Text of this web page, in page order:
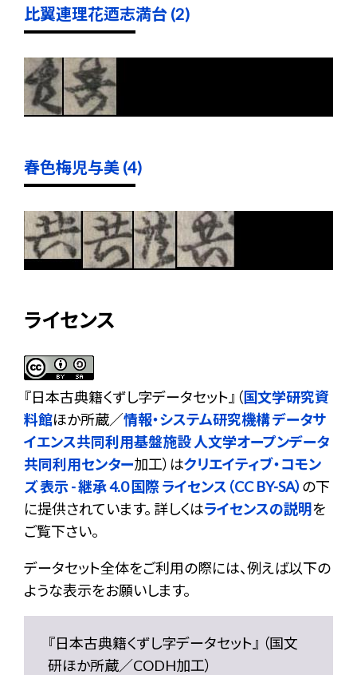
比翼連理花迺志満台 (2)
春色梅児与美 (4)
ライセンス
『日本古典籍くずし字データセット 』（国文学研究資
料館ほか所蔵／情報・システム研究機構 データサ
イエンス共同利用基盤施設 人文学オープンデータ
共同利用センター加工）はクリエイティブ・コモン
ズ 表示 - 継承 4.0 国際 ライセンス（CC BY-SA） の下
に提供されています。 詳しくはライセンスの説明を
ご覧下さい。
データセット全体をご利用の際には、例えば以下の
ような表示をお願いします。
『日本古典籍くずし字データセット』 （国文
研ほか所蔵／CODH加工）